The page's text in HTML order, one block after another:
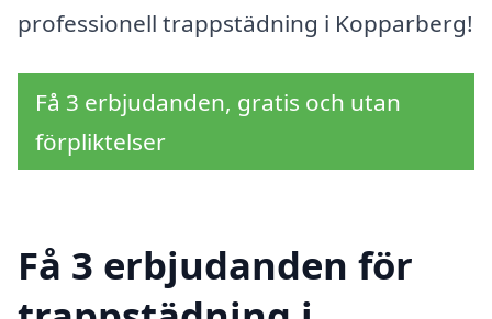
professionell trappstädning i Kopparberg!
Få 3 erbjudanden, gratis och utan
förpliktelser
Få 3 erbjudanden för